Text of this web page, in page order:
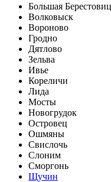
Большая
Волковыск
Вороново
Гродно
Дятлово
Зельва
Ивье
Кореличи
Лида
Мосты
Новогрудок
Островец
Ошмяны
Свислочь
Слоним
Сморгонь
Щучин